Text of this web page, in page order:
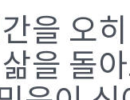
을 오
을 돌